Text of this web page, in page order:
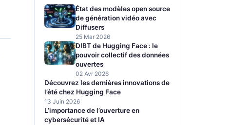
État des modèles open source
de génération vidéo avec
Diffusers
25 Mar 2026
DIBT de Hugging Face : le
pouvoir collectif des données
ouvertes
02 Avr 2026
Découvrez les dernières innovations de
l’été chez Hugging Face
13 Juin 2026
L’importance de l’ouverture en
cybersécurité et IA